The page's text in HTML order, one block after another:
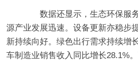
数据还显示，生态环保服
源产业发展迅速。设备更新亦稳步
新持续向好。绿色出行需求持续增
车制造业销售收入同比增长28.1%